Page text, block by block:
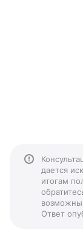
дается
итогам
Ответ